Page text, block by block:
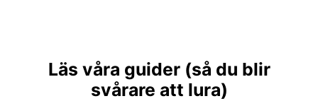
Läs våra guider (så du blir
svårare att lura)